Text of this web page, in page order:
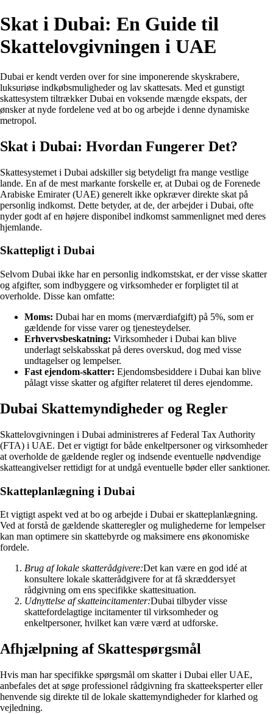
Skat i Dubai: En Guide til
Skattelovgivningen i UAE
Dubai er kendt verden over for sine imponerende skyskrabere,
luksuriøse indkøbsmuligheder og lav skattesats. Med et gunstigt
skattesystem tiltrækker Dubai en voksende mængde ekspats, der
ønsker at nyde fordelene ved at bo og arbejde i denne dynamiske
metropol.
Skat i Dubai: Hvordan Fungerer Det?
Skattesystemet i Dubai adskiller sig betydeligt fra mange vestlige
lande. En af de mest markante forskelle er, at Dubai og de Forenede
Arabiske Emirater (UAE) generelt ikke opkræver direkte skat på
personlig indkomst. Dette betyder, at de, der arbejder i Dubai, ofte
nyder godt af en højere disponibel indkomst sammenlignet med deres
hjemlande.
Skattepligt i Dubai
Selvom Dubai ikke har en personlig indkomstskat, er der visse skatter
og afgifter, som indbyggere og virksomheder er forpligtet til at
overholde. Disse kan omfatte:
Moms: Dubai har en moms (merværdiafgift) på 5%, som er
gældende for visse varer og tjenesteydelser.
Erhvervsbeskatning: Virksomheder i Dubai kan blive
underlagt selskabsskat på deres overskud, dog med visse
undtagelser og lempelser.
Fast ejendom-skatter: Ejendomsbesiddere i Dubai kan blive
pålagt visse skatter og afgifter relateret til deres ejendomme.
Dubai Skattemyndigheder og Regler
Skattelovgivningen i Dubai administreres af Federal Tax Authority
(FTA) i UAE. Det er vigtigt for både enkeltpersoner og virksomheder
at overholde de gældende regler og indsende eventuelle nødvendige
skatteangivelser rettidigt for at undgå eventuelle bøder eller sanktioner.
Skatteplanlægning i Dubai
Et vigtigt aspekt ved at bo og arbejde i Dubai er skatteplanlægning.
Ved at forstå de gældende skatteregler og mulighederne for lempelser
kan man optimere sin skattebyrde og maksimere ens økonomiske
fordele.
Brug af lokale skatterådgivere:Det kan være en god idé at
konsultere lokale skatterådgivere for at få skræddersyet
rådgivning om ens specifikke skattesituation.
Udnyttelse af skatteincitamenter:Dubai tilbyder visse
skattefordelagtige incitamenter til virksomheder og
enkeltpersoner, hvilket kan være værd at udforske.
Afhjælpning af Skattespørgsmål
Hvis man har specifikke spørgsmål om skatter i Dubai eller UAE,
anbefales det at søge professionel rådgivning fra skatteeksperter eller
henvende sig direkte til de lokale skattemyndigheder for klarhed og
vejledning.